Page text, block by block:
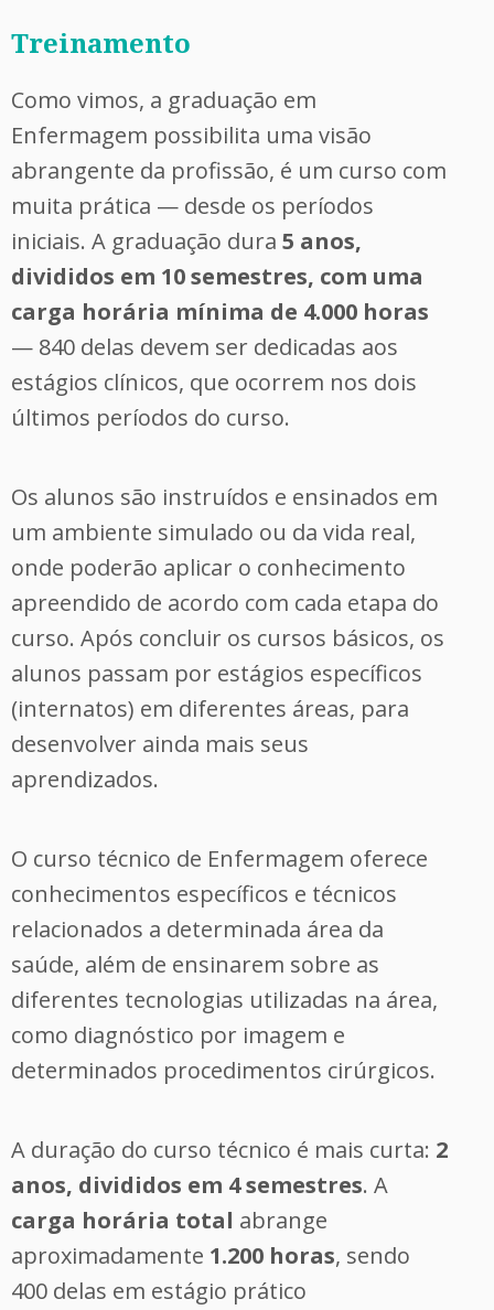
Treinamento
Como vimos, a graduação em
Enfermagem possibilita uma visão
abrangente da profissão, é um curso com
muita prática — desde os períodos
iniciais. A graduação dura 5 anos,
divididos em 10 semestres, com uma
carga horária mínima de 4.000 horas
— 840 delas devem ser dedicadas aos
estágios clínicos, que ocorrem nos dois
últimos períodos do curso.
Os alunos são instruídos e ensinados em
um ambiente simulado ou da vida real,
onde poderão aplicar o conhecimento
apreendido de acordo com cada etapa do
curso. Após concluir os cursos básicos, os
alunos passam por estágios específicos
(internatos) em diferentes áreas, para
desenvolver ainda mais seus
aprendizados.
O curso técnico de Enfermagem oferece
conhecimentos específicos e técnicos
relacionados a determinada área da
saúde, além de ensinarem sobre as
diferentes tecnologias utilizadas na área,
como diagnóstico por imagem e
determinados procedimentos cirúrgicos.
A duração do curso técnico é mais curta: 2
anos, divididos em 4 semestres. A
carga horária total abrange
aproximadamente 1.200 horas, sendo
400 delas em estágio prático